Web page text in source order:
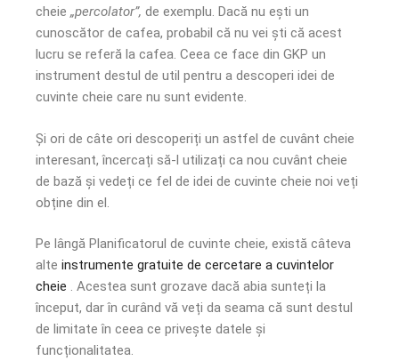
cheie „percolator”, de exemplu. Dacă nu ești un
cunoscător de cafea, probabil că nu vei ști că acest
lucru se referă la cafea. Ceea ce face din GKP un
instrument destul de util pentru a descoperi idei de
cuvinte cheie care nu sunt evidente.
Și ori de câte ori descoperiți un astfel de cuvânt cheie
interesant, încercați să-l utilizați ca nou cuvânt cheie
de bază și vedeți ce fel de idei de cuvinte cheie noi veți
obține din el.
Pe lângă Planificatorul de cuvinte cheie, există câteva
alte instrumente gratuite de cercetare a cuvintelor
cheie . Acestea sunt grozave dacă abia sunteți la
început, dar în curând vă veți da seama că sunt destul
de limitate în ceea ce privește datele și
funcționalitatea.